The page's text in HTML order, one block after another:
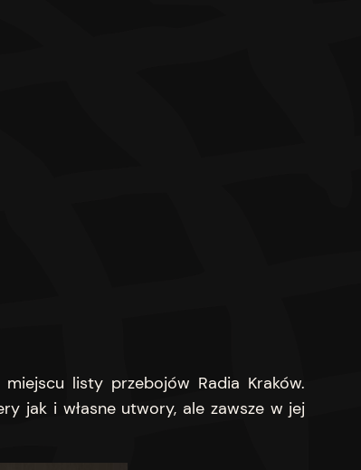
miejscu listy przebojów Radia Kraków.
jak i własne utwory, ale zawsze w jej